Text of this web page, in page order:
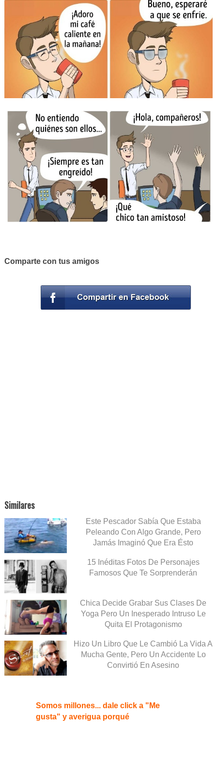
Comparte con tus amigos
Similares
Este Pescador Sabía Que Estaba
Peleando Con Algo Grande, Pero
Jamás Imaginó Que Era Ésto
15 Inéditas Fotos De Personajes
Famosos Que Te Sorprenderán
Chica Decide Grabar Sus Clases De
Yoga Pero Un Inesperado Intruso Le
Quita El Protagonismo
Hizo Un Libro Que Le Cambió La Vida A
Mucha Gente, Pero Un Accidente Lo
Convirtió En Asesino
Somos millones... dale click a "Me
gusta" y averigua porqué